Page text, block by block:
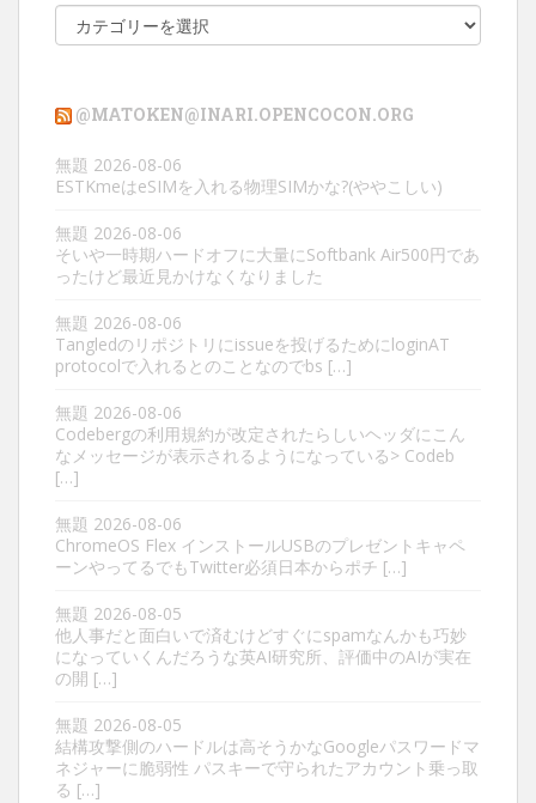
テ
ー
@MATOKEN@INARI.OPENCOCON.ORG
無題 2026-08-06
ESTKmeはeSIMを入れる物理SIMかな?(ややこしい)
無題 2026-08-06
そいや一時期ハードオフに大量にSoftbank Air500円であ
ったけど最近見かけなくなりました
無題 2026-08-06
Tangledのリポジトリにissueを投げるためにloginAT
protocolで入れるとのことなのでbs […]
無題 2026-08-06
Codebergの利用規約が改定されたらしいヘッダにこん
なメッセージが表示されるようになっている> Codeb
[…]
無題 2026-08-06
ChromeOS Flex インストールUSBのプレゼントキャペ
ーンやってるでもTwitter必須日本からポチ […]
無題 2026-08-05
他人事だと面白いで済むけどすぐにspamなんかも巧妙
になっていくんだろうな英AI研究所、評価中のAIが実在
の開 […]
無題 2026-08-05
結構攻撃側のハードルは高そうかなGoogleパスワードマ
ネジャーに脆弱性 パスキーで守られたアカウント乗っ取
る […]